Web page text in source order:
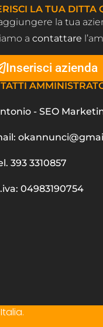
LA TUA DITTA
la tua
acontattare
Inserisci azienda
- SEO
393 3310857
04983190754